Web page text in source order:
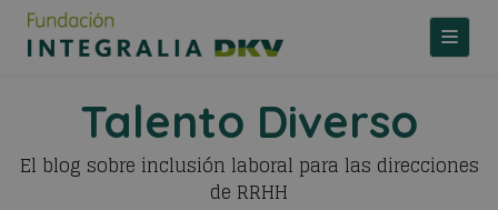
Talento Diverso
El blog sobre inclusión laboral para las direcciones
de RRHH